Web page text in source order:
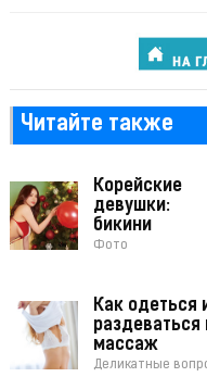
Читайте также
Корейские
девушки:
бикини
Фото
Как одеться
раздеваться
массаж
Деликатные